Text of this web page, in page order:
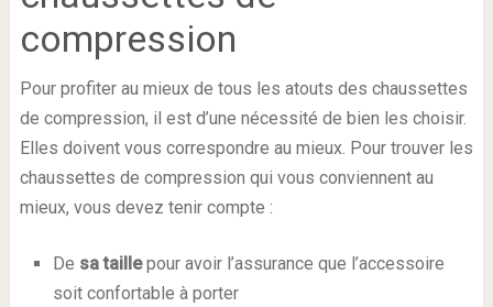
compression
Pour profiter au mieux de tous les atouts des chaussettes
de compression, il est d’une nécessité de bien les choisir.
Elles doivent vous correspondre au mieux. Pour trouver les
chaussettes de compression qui vous conviennent au
mieux, vous devez tenir compte :
De sa taillepour avoir l’assurance que l’accessoire
soit confortable à porter